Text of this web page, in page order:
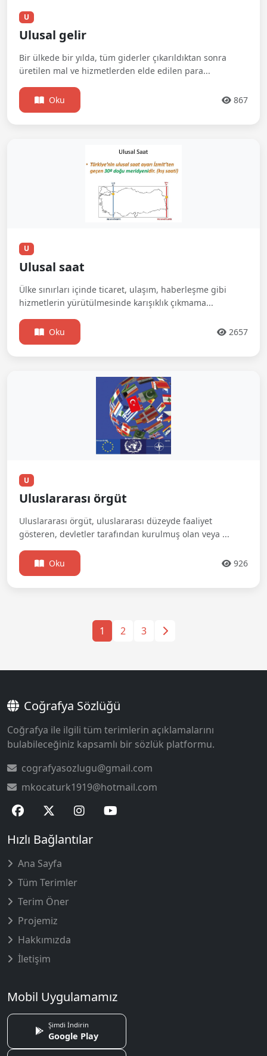
U
Ulusal gelir
Bir ülkede bir yılda, tüm giderler çıkarıldıktan sonra
üretilen mal ve hizmetlerden elde edilen para...
Oku 867
U
Ulusal saat
Ülke sınırları içinde ticaret, ulaşım, haberleşme gibi
hizmetlerin yürütülmesinde karışıklık çıkmama...
Oku 2657
U
Uluslararası örgüt
Uluslararası örgüt, uluslararası düzeyde faaliyet
gösteren, devletler tarafından kurulmuş olan veya ...
Oku 926
1 2 3
Coğrafya Sözlüğü
Coğrafya ile ilgili tüm terimlerin açıklamalarını
bulabileceğiniz kapsamlı bir sözlük platformu.
cografyasozlugu@gmail.com
mkocaturk1919@hotmail.com
Hızlı Bağlantılar
Ana Sayfa
Tüm Terimler
Terim Öner
Projemiz
Hakkımızda
İletişim
Mobil Uygulamamız
Şimdi İndirin
Google Play